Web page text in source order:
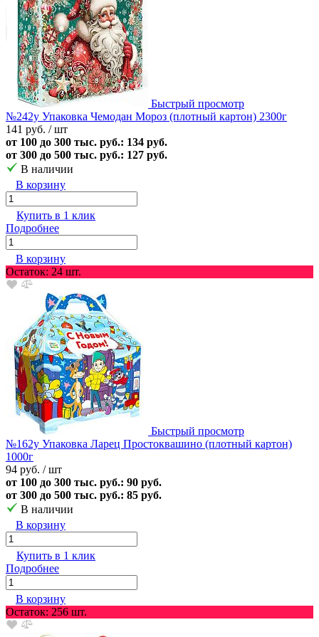
Быстрый просмотр
№242у Упаковка Чемодан Мороз (плотный картон) 2300г
141 руб. / шт
от 100 до 300 тыс. руб.: 134 руб.
от 300 до 500 тыс. руб.: 127 руб.
В наличии
В корзину
Купить в 1 клик
Подробнее
В корзину
Остаток: 24 шт.
Быстрый просмотр
№162у Упаковка Ларец Простоквашино (плотный картон)
1000г
94 руб. / шт
от 100 до 300 тыс. руб.: 90 руб.
от 300 до 500 тыс. руб.: 85 руб.
В наличии
В корзину
Купить в 1 клик
Подробнее
В корзину
Остаток: 256 шт.